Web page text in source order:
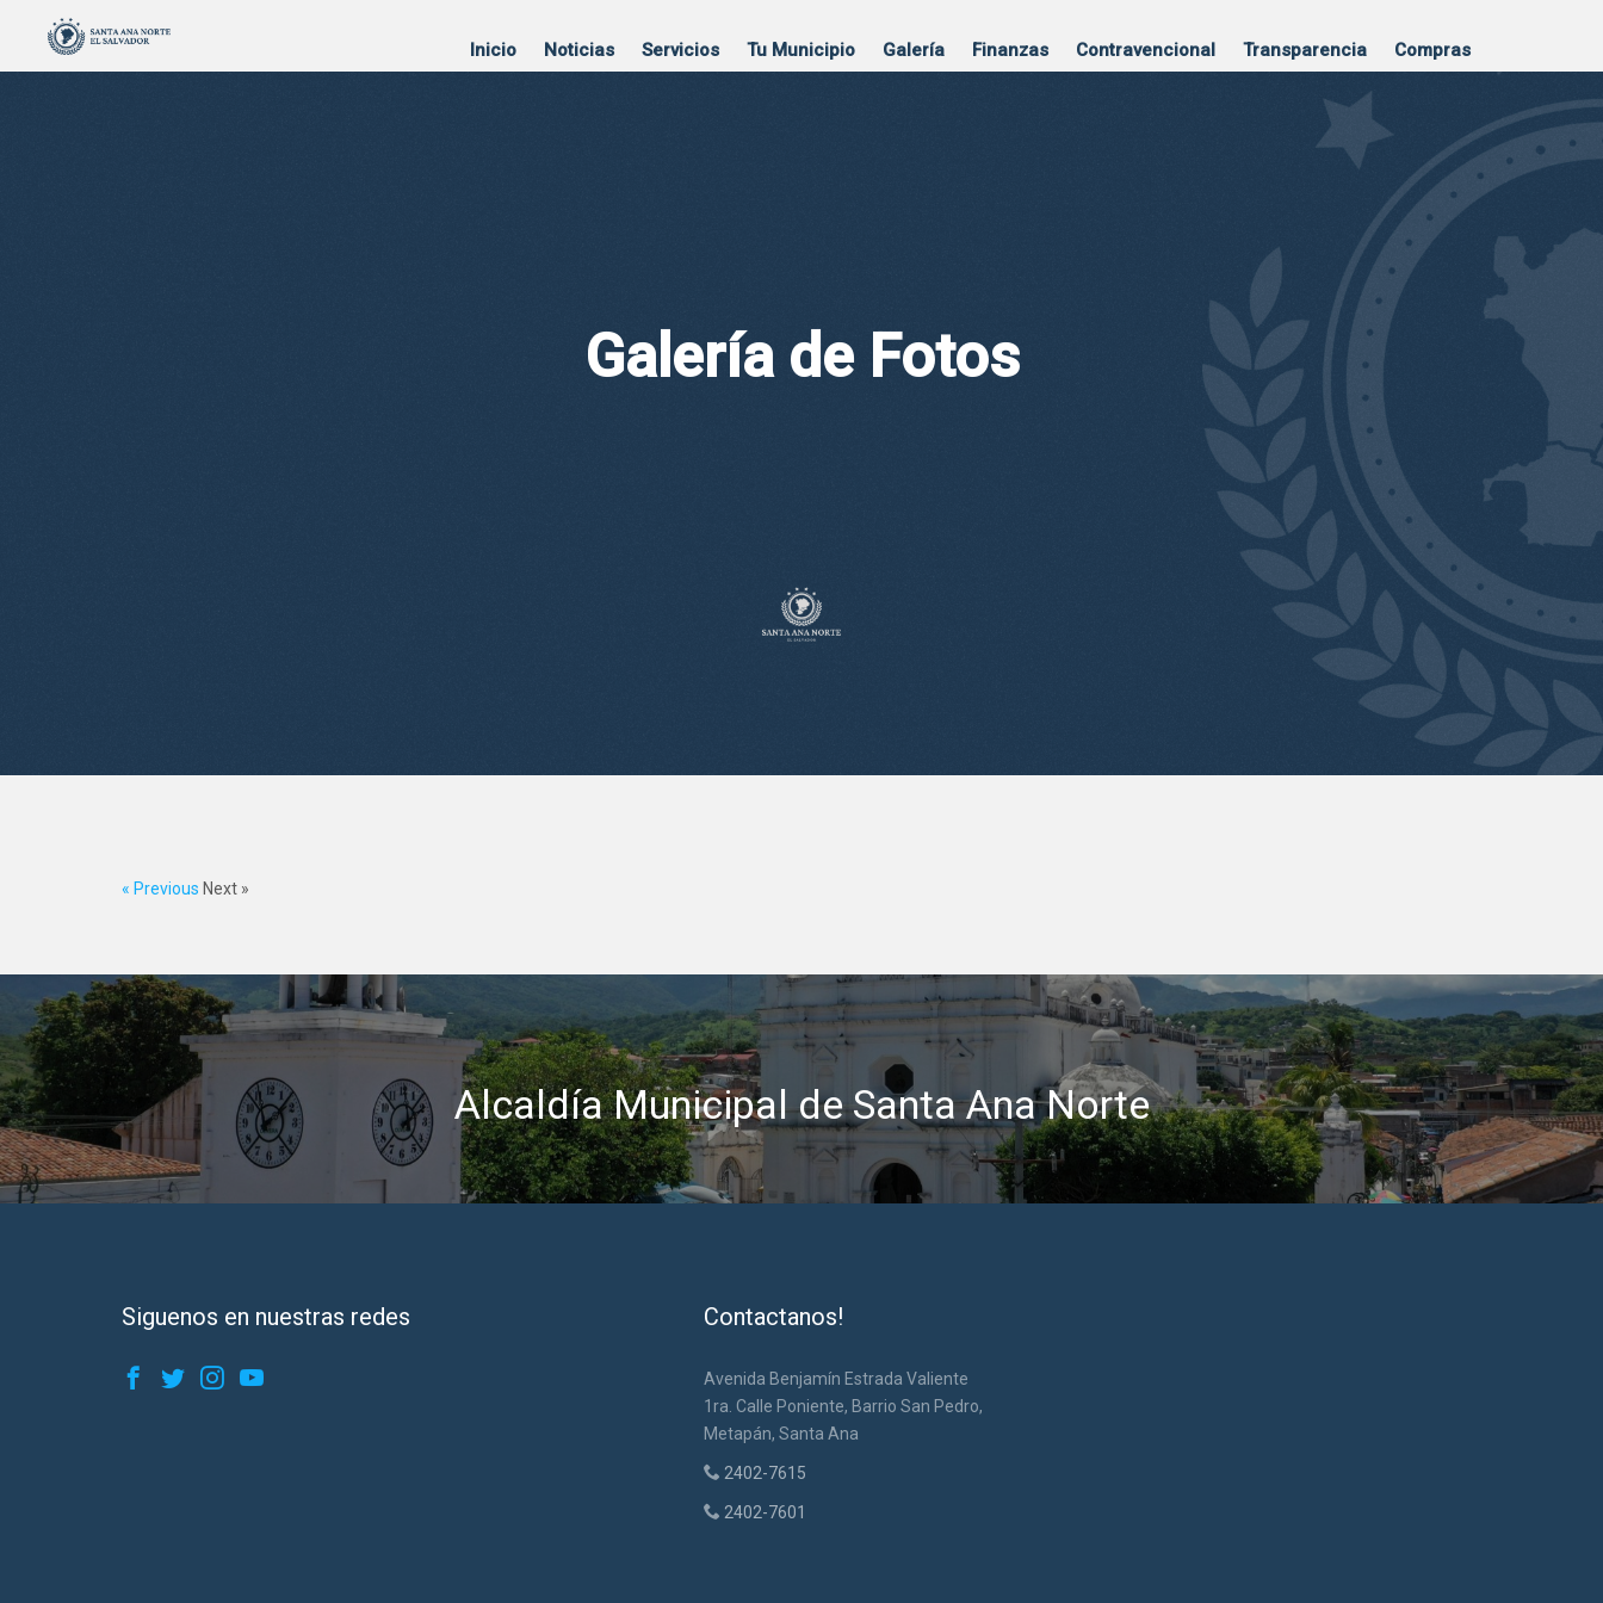
Inicio Noticias Servicios Tu Municipio Galería Finanzas Contravencional Transparencia Compras
Galería de Fotos
« Previous Next »
Alcaldía Municipal de Santa Ana Norte
Siguenos en nuestras redes Contactanos!
Avenida Benjamín Estrada Valiente
1ra. Calle Poniente, Barrio San Pedro,
Metapán, Santa Ana
2402-7615
2402-7601